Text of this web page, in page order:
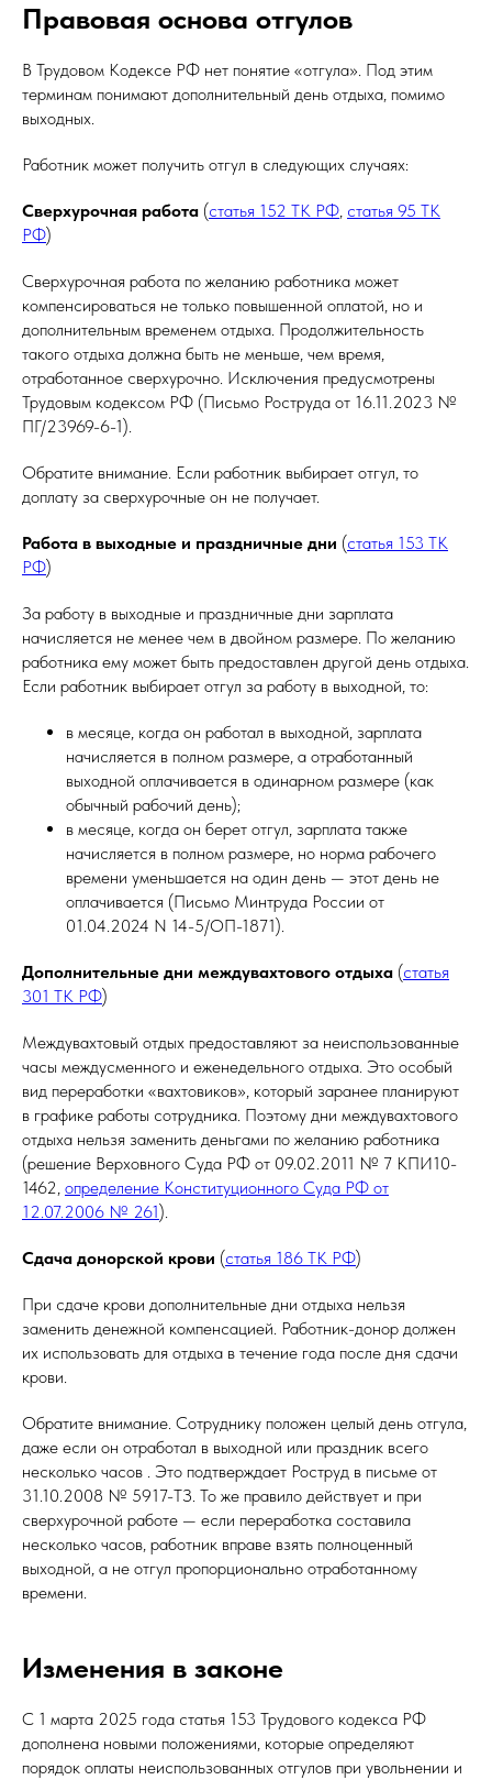
Правовая основа отгулов
В Трудовом Кодексе РФ нет понятие «отгула». Под этим
терминам понимают дополнительный день отдыха, помимо
выходных.
Работник может получить отгул в следующих случаях:
Сверхурочная работа (статья 152 ТК РФ, статья 95 ТК
РФ)
Сверхурочная работа по желанию работника может
компенсироваться не только повышенной оплатой, но и
дополнительным временем отдыха. Продолжительность
такого отдыха должна быть не меньше, чем время,
отработанное сверхурочно. Исключения предусмотрены
Трудовым кодексом РФ (Письмо Роструда от 16.11.2023 №
ПГ/23969-6-1).
Обратите внимание. Если работник выбирает отгул, то
доплату за сверхурочные он не получает.
Работа в выходные и праздничные дни (статья 153 ТК
РФ)
За работу в выходные и праздничные дни зарплата
начисляется не менее чем в двойном размере. По желанию
работника ему может быть предоставлен другой день отдыха.
Если работник выбирает отгул за работу в выходной, то:
в месяце, когда он работал в выходной, зарплата
начисляется в полном размере, а отработанный
выходной оплачивается в одинарном размере (как
обычный рабочий день);
в месяце, когда он берет отгул, зарплата также
начисляется в полном размере, но норма рабочего
времени уменьшается на один день — этот день не
оплачивается (Письмо Минтруда России от
01.04.2024 N 14-5/ОП-1871).
Дополнительные дни междувахтового отдыха (статья
301 ТК РФ)
Междувахтовый отдых предоставляют за неиспользованные
часы междусменного и еженедельного отдыха. Это особый
вид переработки «вахтовиков», который заранее планируют
в графике работы сотрудника. Поэтому дни междувахтового
отдыха нельзя заменить деньгами по желанию работника
(решение Верховного Суда РФ от 09.02.2011 № 7 КПИ10-
1462, определение Конституционного Суда РФ от
12.07.2006 № 261).
Сдача донорской крови (статья 186 ТК РФ)
При сдаче крови дополнительные дни отдыха нельзя
заменить денежной компенсацией. Работник-донор должен
их использовать для отдыха в течение года после дня сдачи
крови.
Обратите внимание. Сотруднику положен целый день отгула,
даже если он отработал в выходной или праздник всего
несколько часов . Это подтверждает Роструд в письме от
31.10.2008 № 5917-ТЗ. То же правило действует и при
сверхурочной работе — если переработка составила
несколько часов, работник вправе взять полноценный
выходной, а не отгул пропорционально отработанному
времени.
Изменения в законе
С 1 марта 2025 года статья 153 Трудового кодекса РФ
дополнена новыми положениями, которые определяют
порядок оплаты неиспользованных отгулов при увольнении и